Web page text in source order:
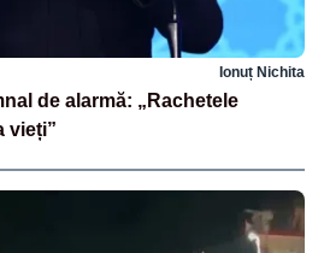
Ionuț Nichita
de alarmă: „Rachetele
vieți”